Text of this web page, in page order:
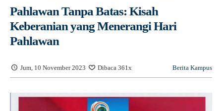
Pahlawan Tanpa Batas: Kisah
Keberanian yang Menerangi Hari
Pahlawan
Jum, 10 November 2023 Dibaca 361x Berita Kampus